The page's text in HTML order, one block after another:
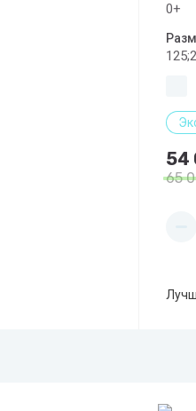
0+
54
65